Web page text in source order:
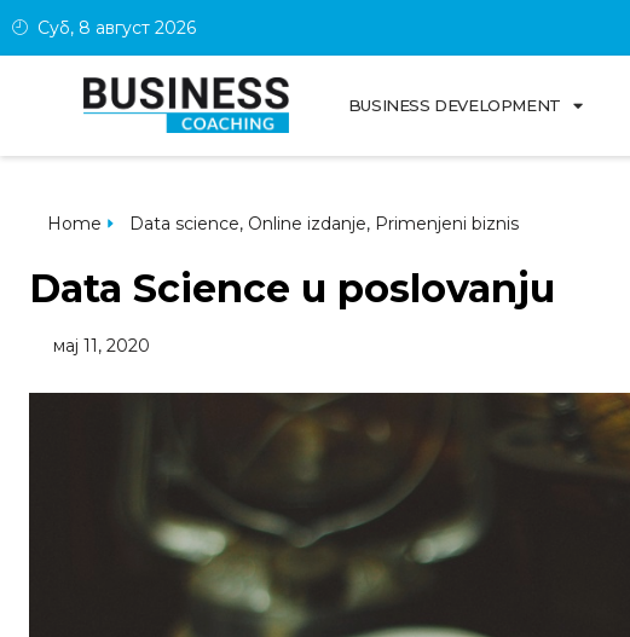
Суб, 8 август 2026
BUSINESS DEVELOPMENT
Home Data science, Online izdanje, Primenjeni biznis
Data Science u poslovanju
мај 11, 2020